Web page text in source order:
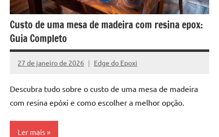
Custo de uma mesa de madeira com resina epox:
Guia Completo
27 de janeiro de 2026 Edge do Epoxi
Nenhum
Descubra tudo sobre o custo de uma mesa de madeira
com resina epóxi e como escolher a melhor opção.
Ler mais